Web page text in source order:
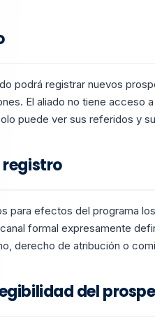
podrá registrar nuevos
El aliado no tiene acceso
puede ver sus referidos y
para efectos del programa
formal expresamente
derecho de atribución o
del